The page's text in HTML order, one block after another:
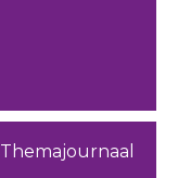
Themajournaal